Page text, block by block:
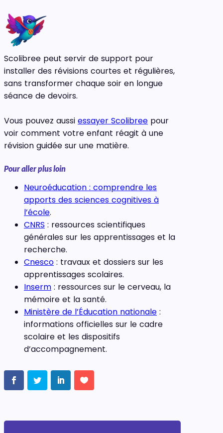
Scolibree peut servir de support pour
installer des révisions courtes et régulières,
sans transformer chaque soir en longue
séance de devoirs.
Vous pouvez aussi essayer Scolibree pour
voir comment votre enfant réagit à une
révision guidée sur une matière.
Pour aller plus loin
Neuroéducation : comprendre les
apports des sciences cognitives à
l’école.
CNRS : ressources scientifiques
générales sur les apprentissages et la
recherche.
Cnesco : travaux et dossiers sur les
apprentissages scolaires.
Inserm : ressources sur le cerveau, la
mémoire et la santé.
Ministère de l’Éducation nationale :
informations officielles sur le cadre
scolaire et les dispositifs
d’accompagnement.